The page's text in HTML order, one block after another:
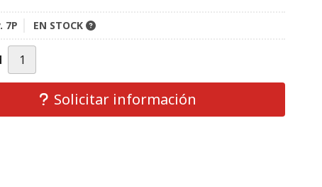
7P EN STOCK
Solicitar información